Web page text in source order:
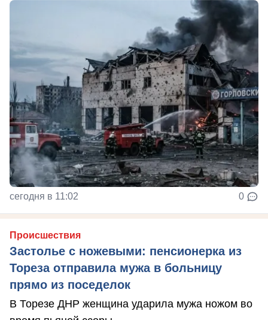
сегодня в 11:02 0
Происшествия
Застолье с ножевыми: пенсионерка из
Тореза отправила мужа в больницу
прямо из поседелок
В Торезе ДНР женщина ударила мужа ножом во